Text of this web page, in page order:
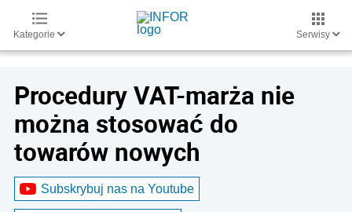
Kategorie Serwisy
Procedury VAT-marża nie
można stosować do
towarów nowych
Subskrybuj nas na Youtube